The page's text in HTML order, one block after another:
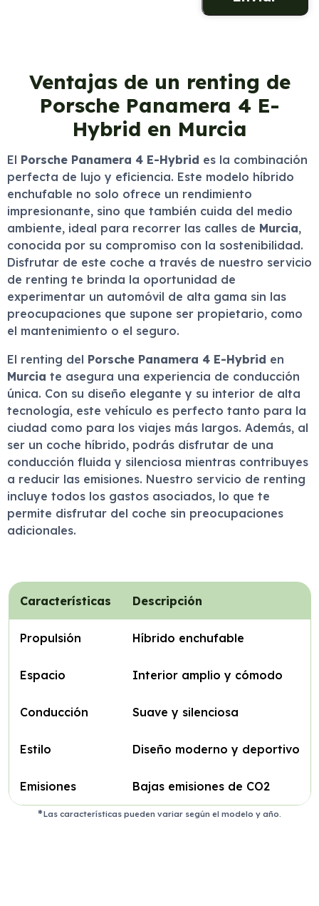
Ventajas de un renting de
Porsche Panamera 4 E-
Hybrid en Murcia
El Porsche Panamera 4 E-Hybrid es la combinación
perfecta de lujo y eficiencia. Este modelo híbrido
enchufable no solo ofrece un rendimiento
impresionante, sino que también cuida del medio
ambiente, ideal para recorrer las calles de Murcia,
conocida por su compromiso con la sostenibilidad.
Disfrutar de este coche a través de nuestro servicio
de renting te brinda la oportunidad de
experimentar un automóvil de alta gama sin las
preocupaciones que supone ser propietario, como
el mantenimiento o el seguro.
El renting del Porsche Panamera 4 E-Hybrid en
Murcia te asegura una experiencia de conducción
única. Con su diseño elegante y su interior de alta
tecnología, este vehículo es perfecto tanto para la
ciudad como para los viajes más largos. Además, al
ser un coche híbrido, podrás disfrutar de una
conducción fluida y silenciosa mientras contribuyes
a reducir las emisiones. Nuestro servicio de renting
incluye todos los gastos asociados, lo que te
permite disfrutar del coche sin preocupaciones
adicionales.
Características Descripción
Propulsión Híbrido enchufable
Espacio Interior amplio y cómodo
Conducción Suave y silenciosa
Estilo Diseño moderno y deportivo
Emisiones Bajas emisiones de CO2
Las características pueden variar según el modelo y año.